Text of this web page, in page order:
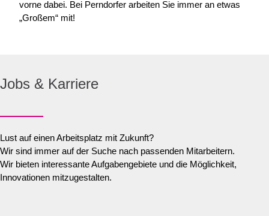
vorne dabei. Bei Perndorfer arbeiten Sie immer an etwas
„Großem“ mit!
Jobs & Karriere
Lust auf einen Arbeitsplatz mit Zukunft?
Wir sind immer auf der Suche nach passenden Mitarbeitern.
Wir bieten interessante Aufgabengebiete und die Möglichkeit,
Innovationen mitzugestalten.